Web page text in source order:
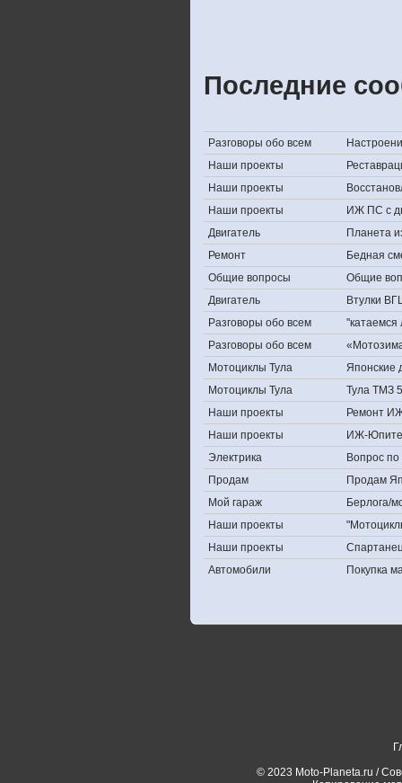
Последние
Разговоры обо всем
Наши проекты
Наши проекты
Наши проекты
ИЖ ПС с
Двигатель
Планета
Ремонт
Бедная
Общие вопросы
Общие
Двигатель
Втулки
Разговоры обо всем
Разговоры обо всем
Мотоциклы Тула
Японские
Мотоциклы Тула
Тула ТМЗ
Наши проекты
Ремонт
Наши проекты
ИЖ-
Электрика
Вопрос по
Продам
Продам
Мой гараж
Берлога/
Наши проекты
Наши проекты
Автомобили
Покупка
© 2023 Moto-Planeta.ru /